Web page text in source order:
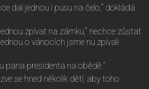
dal jednou i pusu na čelo,“ dokládá
zpívat na zámku,“ nechce zůstat
o vánocích jsme nu zpívali
pana presidenta na obědě.“
se hned několik dětí, aby toho